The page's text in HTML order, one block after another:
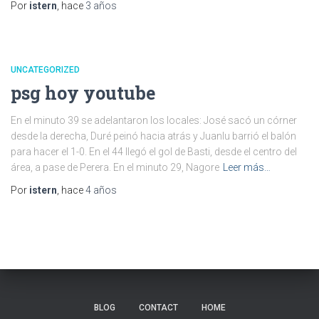
Por istern , hace 3 años
UNCATEGORIZED
psg hoy youtube
En el minuto 39 se adelantaron los locales: José sacó un córner
desde la derecha, Duré peinó hacia atrás y Juanlu barrió el balón
para hacer el 1-0. En el 44 llegó el gol de Basti, desde el centro del
área, a pase de Perera. En el minuto 29, Nagore
Leer más…
Por istern , hace4 años
BLOG CONTACT HOME